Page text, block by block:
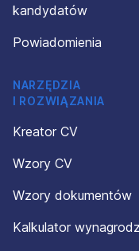
kandydatów
Powiadomienia
NARZĘDZIA
I ROZWIĄZANIA
Kreator CV
Wzory CV
Wzory dokumentów
Kalkulator